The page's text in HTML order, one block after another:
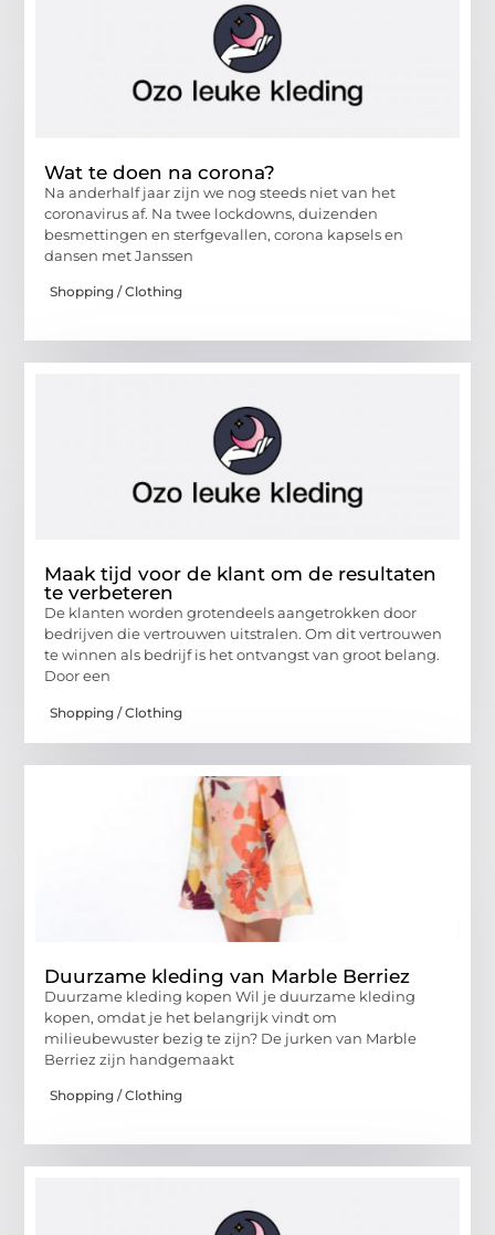
Wat te doen na corona?
Na anderhalf jaar zijn we nog steeds niet van het
coronavirus af. Na twee lockdowns, duizenden
besmettingen en sterfgevallen, corona kapsels en
dansen met Janssen
Shopping / Clothing
Maak tijd voor de klant om de resultaten
te verbeteren
De klanten worden grotendeels aangetrokken door
bedrijven die vertrouwen uitstralen. Om dit vertrouwen
te winnen als bedrijf is het ontvangst van groot belang.
Door een
Shopping / Clothing
Duurzame kleding van Marble Berriez
Duurzame kleding kopen Wil je duurzame kleding
kopen, omdat je het belangrijk vindt om
milieubewuster bezig te zijn? De jurken van Marble
Berriez zijn handgemaakt
Shopping / Clothing